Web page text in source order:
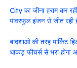
City का जीना हराम कर
पावरफुल इंजन से जीत रही
बादशाओ की तरह
धाकड़ फीचर्स से भरा होगा